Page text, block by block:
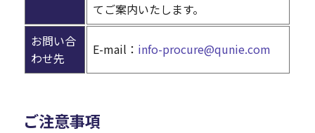
てご案内いたします。
お問い合
わせ先
E-mail： info-procure@qunie.com
ご注意事項